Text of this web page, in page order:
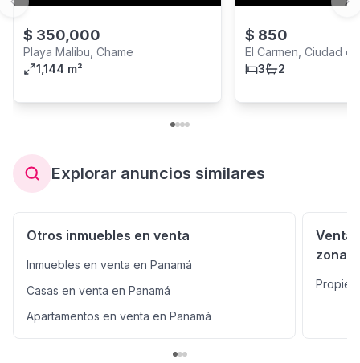
$ 350,000
Playa Malibu, Chame
1,144 m²
$ 850
El Carmen, Ciudad
3
2
Previous slide
Explorar anuncios similares
Otros inmuebles en venta
Inmuebles en venta en Panamá
Casas en venta en Panamá
Apartamentos en venta en Panamá
Venta
zonas